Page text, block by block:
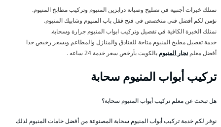
نمتلك خبرات أجنبية في تصليح وصيانة درابزين المنيوم وتركيب مطابخ المنيوم.
نؤمن لكم أفضل فني متخصص في فتح قفل باب المنيوم وشابيك المنيوم.
نمتلك الخبرة الكافية في تفصيل وتركيب ابواب المنيوم جرارة وسحابة.
خدمة تفصيل مطبخ المنيوم متاحة للفنادق والمنازل والمطاعم وبسعر رخيص جدا
أفضل معلمنجار المنيومبالكويت بأرخص سعر خدمة 24 ساعه .
تركيب أبواب المنيوم سحابة
هل تبحث عن معلم تركيب أبواب المنيوم سحابة؟
نوفر لكم خدمة تركيب أبواب المنيوم سحابة المصنوعة من أفضل خامات المنيوم لذلك